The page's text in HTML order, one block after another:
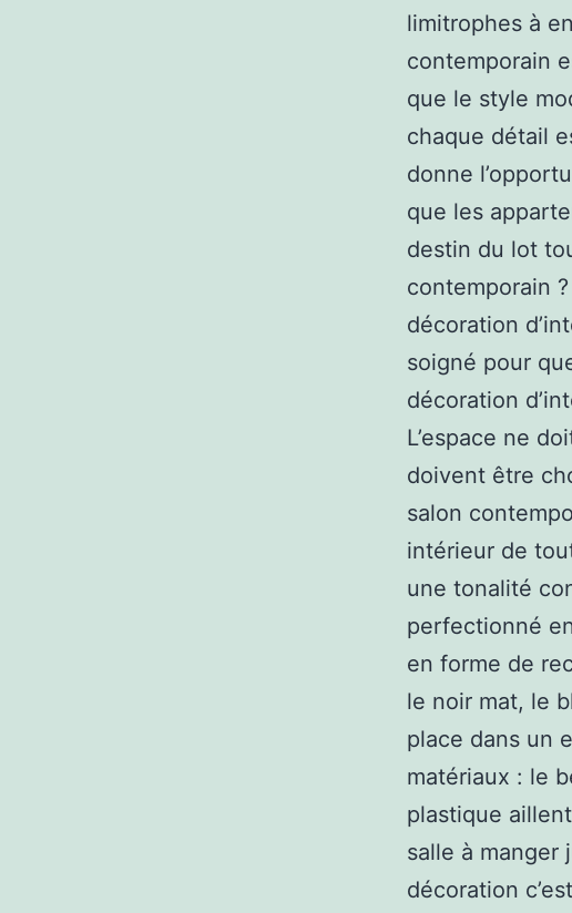
limitrophes à
contemporain
que le style
chaque détail
donne
que les
destin du lot
contemporain
décoration
soigné pour
décoration
L’espace ne
doivent être
salon
intérieur de
une tonalité
perfectionné
en forme de
le noir mat, le
place dans un
matériaux : le
plastique
salle à manger
décoration